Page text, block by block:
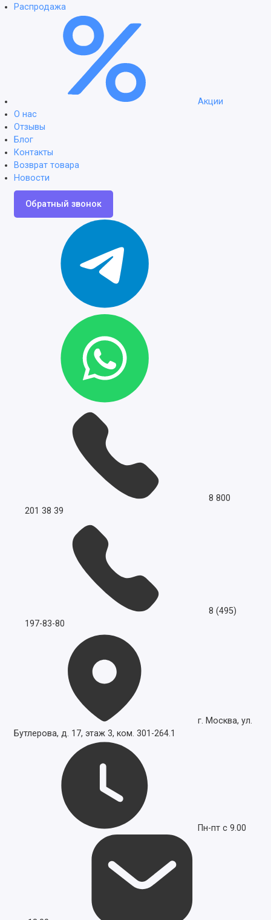
Распродажа
Акции
О нас
Отзывы
Блог
Контакты
Возврат товара
Новости
Обратный звонок
8 800
201 38 39
8 (495)
197-83-80
г. Москва, ул.
Бутлерова, д. 17, этаж 3, ком. 301-264.1
Пн-пт с 9.00